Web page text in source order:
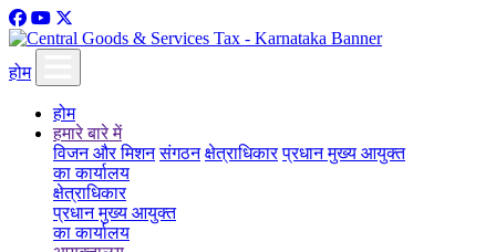
होम
होम
हमारे बारे में
विजन और मिशन संगठन क्षेत्राधिकार प्रधान मुख्य आयुक्त
का कार्यालय
क्षेत्राधिकार
प्रधान मुख्य आयुक्त
का कार्यालय